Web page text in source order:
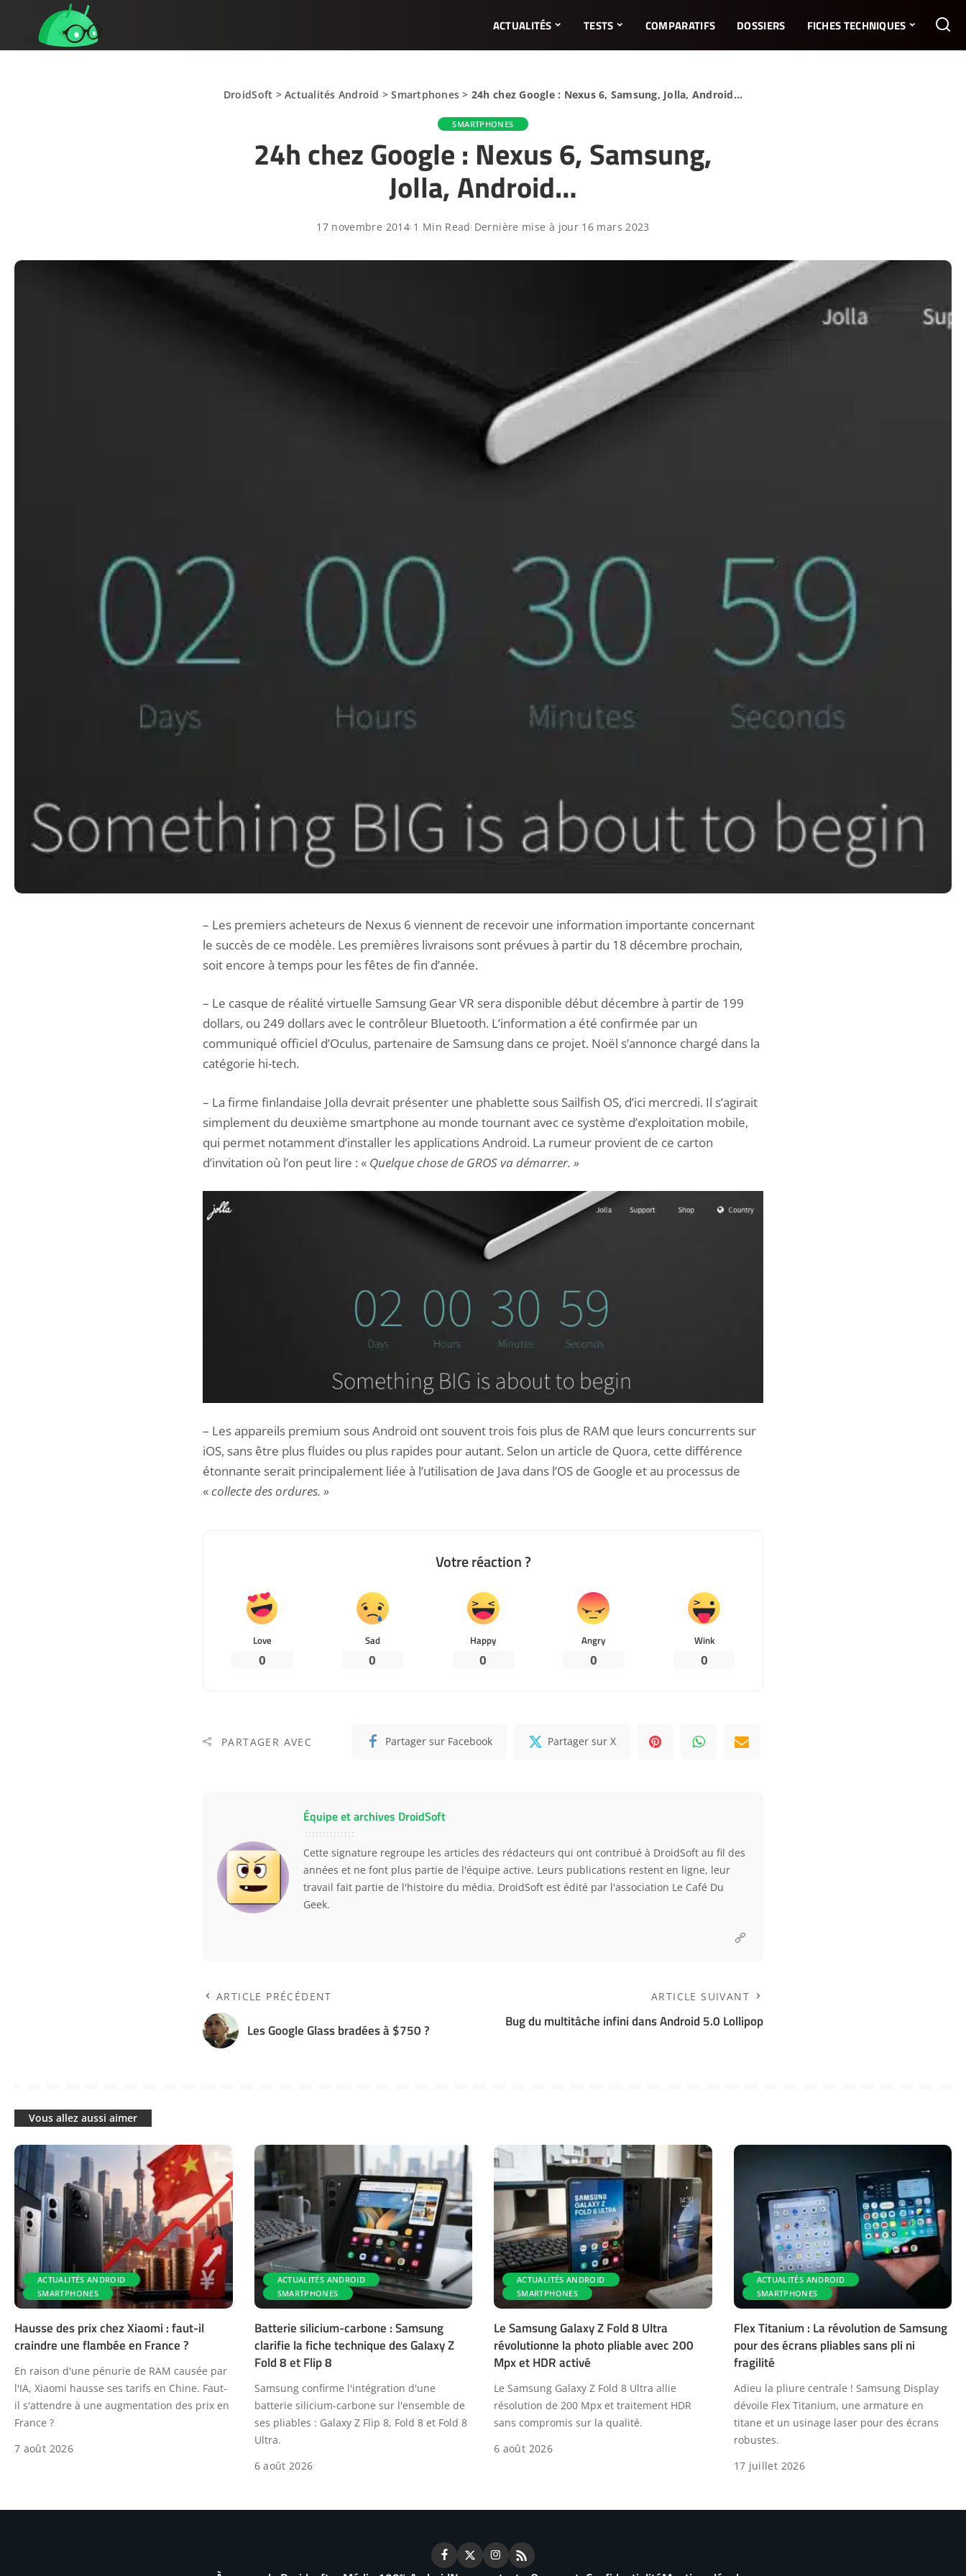
ACTUALITÉS TESTS COMPARATIFS DOSSIERS FICHES TECHNIQUES
DroidSoft >Actualités Android >Smartphones > 24h chez Google : Nexus 6, Samsung, Jolla, Android…
SMARTPHONES
24h chez Google : Nexus 6, Samsung,
Jolla, Android…
17 novembre 2014 1 Min Read Dernière mise à jour 16 mars 2023
– Les premiers acheteurs de Nexus 6 viennent de recevoir une information importante concernant
le succès de ce modèle. Les premières livraisons sont prévues à partir du 18 décembre prochain,
soit encore à temps pour les fêtes de fin d’année.
– Le casque de réalité virtuelle Samsung Gear VR sera disponible début décembre à partir de 199
dollars, ou 249 dollars avec le contrôleur Bluetooth. L’information a été confirmée par un
communiqué officiel d’Oculus, partenaire de Samsung dans ce projet. Noël s’annonce chargé dans la
catégorie hi-tech.
– La firme finlandaise Jolla devrait présenter une phablette sous Sailfish OS, d’ici mercredi. Il s’agirait
simplement du deuxième smartphone au monde tournant avec ce système d’exploitation mobile,
qui permet notamment d’installer les applications Android. La rumeur provient de ce carton
d’invitation où l’on peut lire : « Quelque chose de GROS va démarrer. »
– Les appareils premium sous Android ont souvent trois fois plus de RAM que leurs concurrents sur
iOS, sans être plus fluides ou plus rapides pour autant. Selon un article de Quora, cette différence
étonnante serait principalement liée à l’utilisation de Java dans l’OS de Google et au processus de
«collecte des ordures. »
Votre réaction ?
Love
0
Sad
0
Happy
0
Angry
0
Wink
0
PARTAGER AVEC Partager sur Facebook Partager sur X
Équipe et archives DroidSoft
Cette signature regroupe les articles des rédacteurs qui ont contribué à DroidSoft au fil des
années et ne font plus partie de l'équipe active. Leurs publications restent en ligne, leur
travail fait partie de l'histoire du média. DroidSoft est édité par l'association Le Café Du
Geek.
ARTICLE PRÉCÉDENT
Les Google Glass bradées à $750 ?
ARTICLE SUIVANT
Bug du multitâche infini dans Android 5.0 Lollipop
Vous allez aussi aimer
ACTUALITÉS ANDROID
SMARTPHONES
Hausse des prix chez Xiaomi : faut-il
craindre une flambée en France ?
En raison d'une pénurie de RAM causée par
l'IA, Xiaomi hausse ses tarifs en Chine. Faut-
il s'attendre à une augmentation des prix en
France ?
7 août 2026
ACTUALITÉS ANDROID
SMARTPHONES
Batterie silicium-carbone : Samsung
clarifie la fiche technique des Galaxy Z
Fold 8 et Flip 8
Samsung confirme l'intégration d'une
batterie silicium-carbone sur l'ensemble de
ses pliables : Galaxy Z Flip 8, Fold 8 et Fold 8
Ultra.
6 août 2026
ACTUALITÉS ANDROID
SMARTPHONES
Le Samsung Galaxy Z Fold 8 Ultra
révolutionne la photo pliable avec 200
Mpx et HDR activé
Le Samsung Galaxy Z Fold 8 Ultra allie
résolution de 200 Mpx et traitement HDR
sans compromis sur la qualité.
6 août 2026
ACTUALITÉS ANDROID
SMARTPHONES
Flex Titanium : La révolution de Samsung
pour des écrans pliables sans pli ni
fragilité
Adieu la pliure centrale ! Samsung Display
dévoile Flex Titanium, une armature en
titane et un usinage laser pour des écrans
robustes.
17 juillet 2026